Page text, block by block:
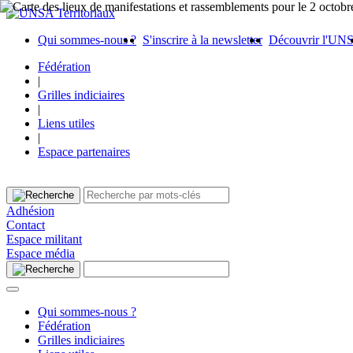
Qui sommes-nous ? S'inscrire à la newsletter Découvrir
Fédération
|
Grilles indiciaires
|
Liens utiles
|
Espace partenaires
Adhésion
Contact
Espace militant
Espace média
Qui sommes-nous ?
Fédération
Grilles indiciaires